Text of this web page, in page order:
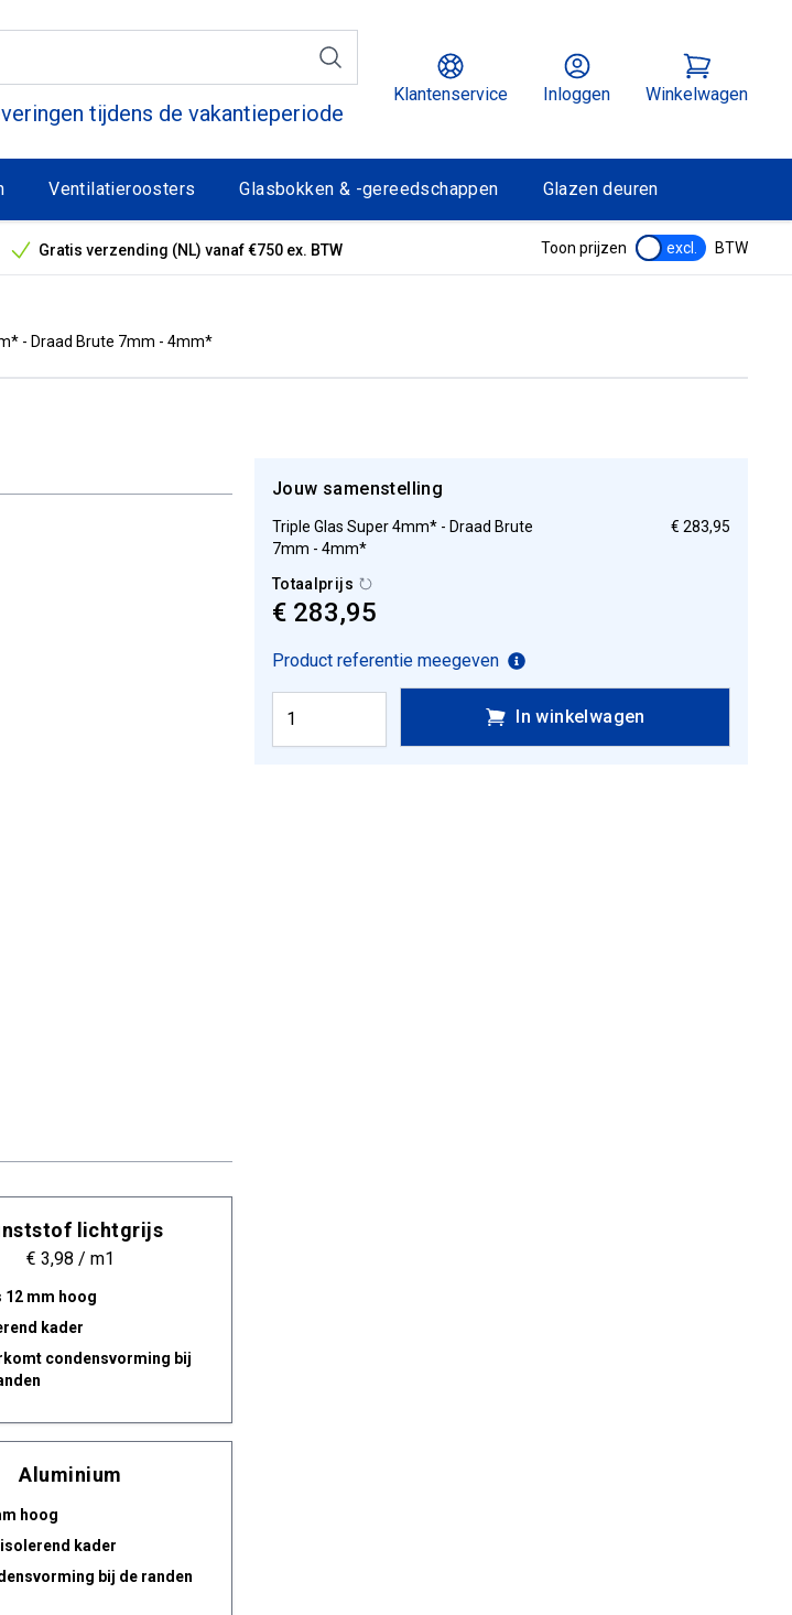
tijdens de vakantieperiode
Klantenservice Inloggen Winkelwagen
Ventilatieroosters Glasbokken & -gereedschappen Glazen deuren
Gratis verzending (NL) vanaf €750 ex. BTW
Toon prijzen excl. BTW
- Draad Brute 7mm - 4mm*
lichtgrijs
€ 3,98 / m1
12 mm hoog
kader
condensvorming bij
Aluminium
hoog
isolerend kader
bij de randen
Jouw samenstelling
Triple Glas Super 4mm* - Draad Brute
7mm - 4mm*
€ 283,95
Totaalprijs
€ 283,95
Product referentie meegeven
In winkelwagen